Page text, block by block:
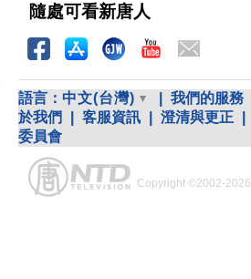
隨處可看新唐人
語言： 中文(台灣) 我們的服務
於我們
客服資訊 澄清與更正
委員會
Copyright ©2002-2026